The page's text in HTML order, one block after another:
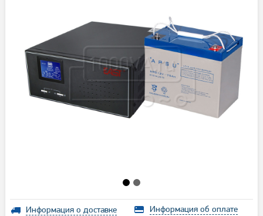
Информация о доставке Информация об оплате